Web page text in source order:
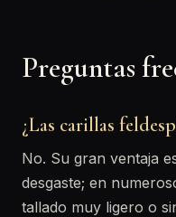
Preguntas
¿Las carillas
No. Su gran ventaja
desgaste; en
tallado muy ligero o